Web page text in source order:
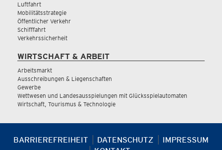
Luftfahrt
Mobilitätsstrategie
Öffentlicher Verkehr
Schifffahrt
Verkehrssicherheit
WIRTSCHAFT & ARBEIT
Arbeitsmarkt
Ausschreibungen & Liegenschaften
Gewerbe
Wettwesen und Landesausspielungen mit Glücksspielautomaten
Wirtschaft, Tourismus & Technologie
BARRIEREFREIHEIT DATENSCHUTZ
IMPRESSUM